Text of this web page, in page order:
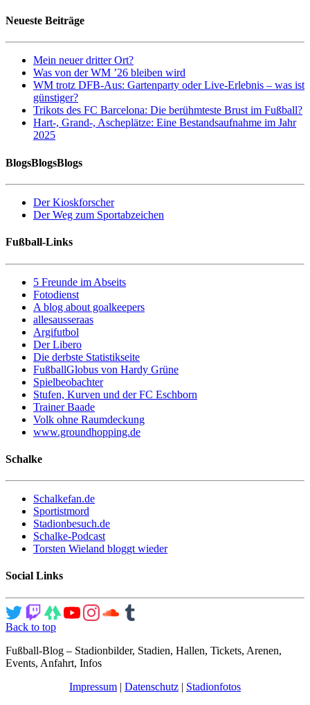
Neueste Beiträge
Mein neuer dritter Ort?
Was von der WM ’26 bleiben wird
WM trotz DFB-Aus: Gartenparty oder Live-Erlebnis – was ist
günstiger?
Trikots des FC Barcelona: Die berühmteste Brust im Fußball?
Hart-, Grand-, Ascheplätze: Eine Bestandsaufnahme im Jahr
2025
BlogsBlogsBlogs
Der Kioskforscher
Der Weg zum Sportabzeichen
Fußball-Links
5 Freunde im Abseits
Fotodienst
A blog about goalkeepers
allesausseraas
Argifutbol
Der Libero
Die derbste Statistikseite
FußballGlobus von Hardy Grüne
Spielbeobachter
Stufen, Kurven und der FC Eschborn
Trainer Baade
Volk ohne Raumdeckung
www.groundhopping.de
Schalke
Schalkefan.de
Sportistmord
Stadionbesuch.de
Schalke-Podcast
Torsten Wieland bloggt wieder
Social Links
Back to top
Fußball-Blog – Stadionbilder, Stadien, Hallen, Tickets, Arenen,
Events, Anfahrt, Infos
Impressum | Datenschutz | Stadionfotos